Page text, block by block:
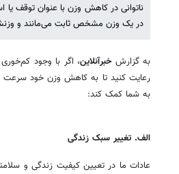
ناتوانی در کاهش وزن با عنوان توقف یا
در یک وزن مشخص ثابت می‌مانند و
به گزارشخبرآنلاین، اگر با وجود
رعایت کنید تا به کاهش وزن خود سرعت
به شما کمک کند:
الف. تغییر سبک زندگی
عادات ما در تعیین کیفیت زندگی و